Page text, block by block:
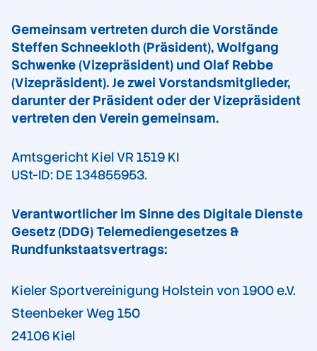
Gemeinsam vertreten durch die Vorstände
Steffen Schneekloth (Präsident), Wolfgang
Schwenke (Vizepräsident) und Olaf Rebbe
(Vizepräsident). Je zwei Vorstandsmitglieder,
darunter der Präsident oder der Vizepräsident
vertreten den Verein gemeinsam.
Amtsgericht Kiel VR 1519 KI
USt-ID: DE 134855953.
Verantwortlicher im Sinne des Digitale Dienste
Gesetz (DDG) Telemediengesetzes &
Rundfunkstaatsvertrags:
Kieler Sportvereinigung Holstein von 1900 e.V.
Steenbeker Weg 150
24106 Kiel